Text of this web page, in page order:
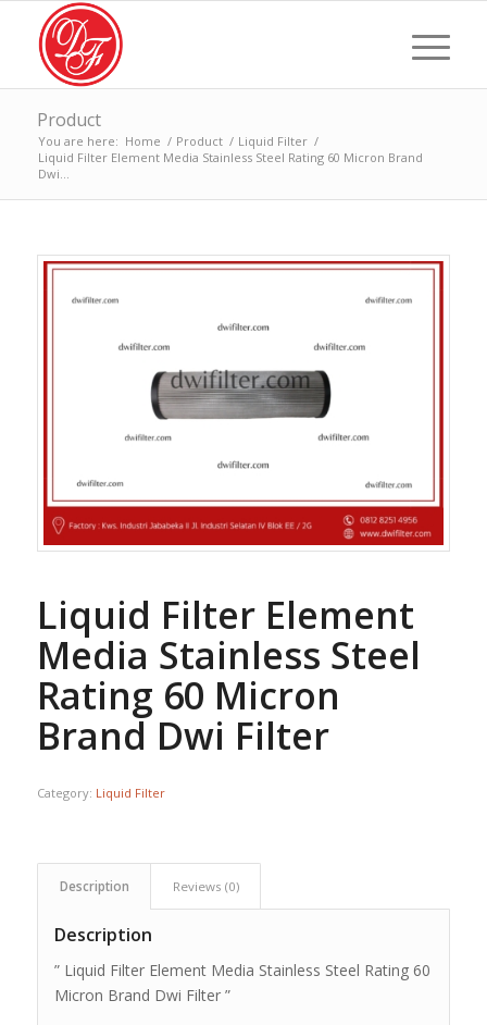
Product
You are here: Home / Product / Liquid Filter /
Liquid Filter Element Media Stainless Steel Rating 60 Micron Brand
Dwi...
Liquid Filter Element
Media Stainless Steel
Rating 60 Micron
Brand Dwi Filter
Category: Liquid Filter
Description Reviews (0)
Description
” Liquid Filter Element Media Stainless Steel Rating 60
Micron Brand Dwi Filter ”